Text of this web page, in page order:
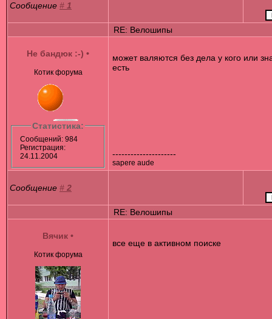
Сообщение # 1
RE: Велошипы
Не бандюк :-) •
Котик форума
Статистика:
Сообщений: 984
Регистрация:
24.11.2004
может валяются без дела у кого или
есть
---------------------
sapere aude
Сообщение # 2
RE: Велошипы
Вячик •
Котик форума
все еще в активном поиске